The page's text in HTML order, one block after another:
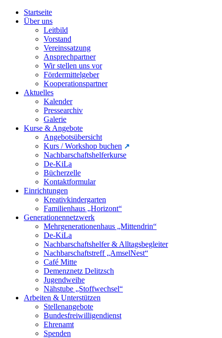
Startseite
Über uns
Leitbild
Vorstand
Vereinssatzung
Ansprechpartner
Wir stellen uns vor
Fördermittelgeber
Kooperationspartner
Aktuelles
Kalender
Pressearchiv
Galerie
Kurse & Angebote
Angebotsübersicht
Kurs / Workshop buchen
Nachbarschaftshelferkurse
De-KiLa
Bücherzelle
Kontaktformular
Einrichtungen
Kreativkindergarten
Familienhaus „Horizont“
Generationennetzwerk
Mehrgenerationenhaus „Mittendrin“
De-KiLa
Nachbarschaftshelfer & Alltagsbegleiter
Nachbarschaftstreff „AmselNest“
Café Mitte
Demenznetz Delitzsch
Jugendweihe
Nähstube „Stoffwechsel“
Arbeiten & Unterstützen
Stellenangebote
Bundesfreiwilligendienst
Ehrenamt
Spenden